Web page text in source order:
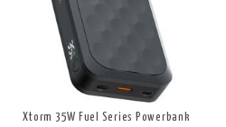
Xtorm 35W Fuel Series Powerbank